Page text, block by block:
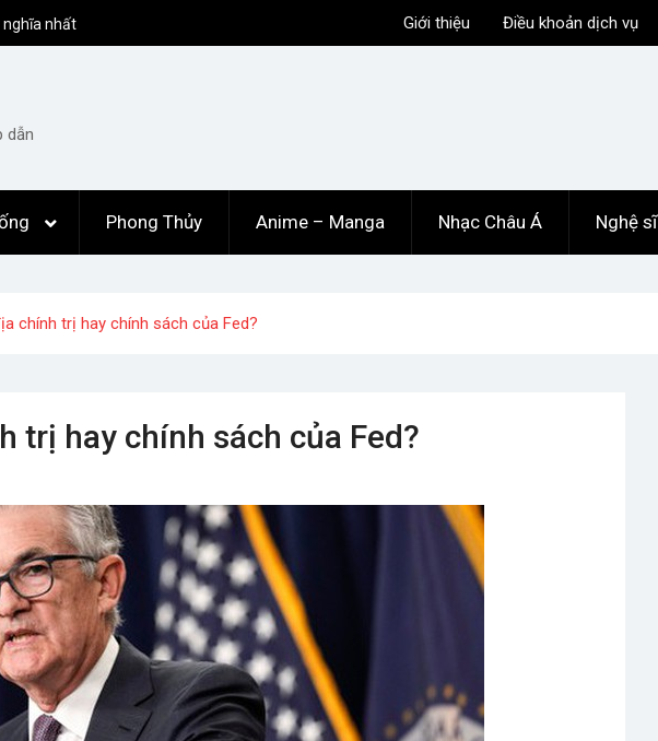
Giới thiệu Điều khoản dịch vụ
nghĩa nhất
view
mùi” quảng
– Sơn
dẫn
Phong Thủy Anime – Manga Nhạc Châu Á Nghệ sĩ
chính trị hay chính sách của Fed?
trị hay chính sách của Fed?